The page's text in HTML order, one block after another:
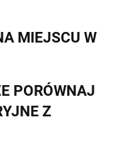
MIEJSCU W
PORÓWNAJ
Z